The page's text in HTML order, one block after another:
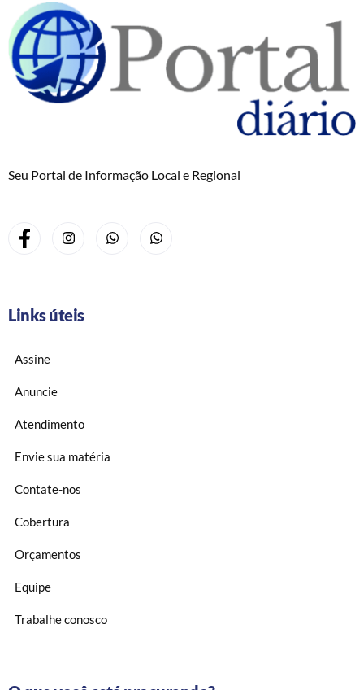
Seu Portal de Informação Local e Regional
Links úteis
Assine
Anuncie
Atendimento
Envie sua matéria
Contate-nos
Cobertura
Orçamentos
Equipe
Trabalhe conosco